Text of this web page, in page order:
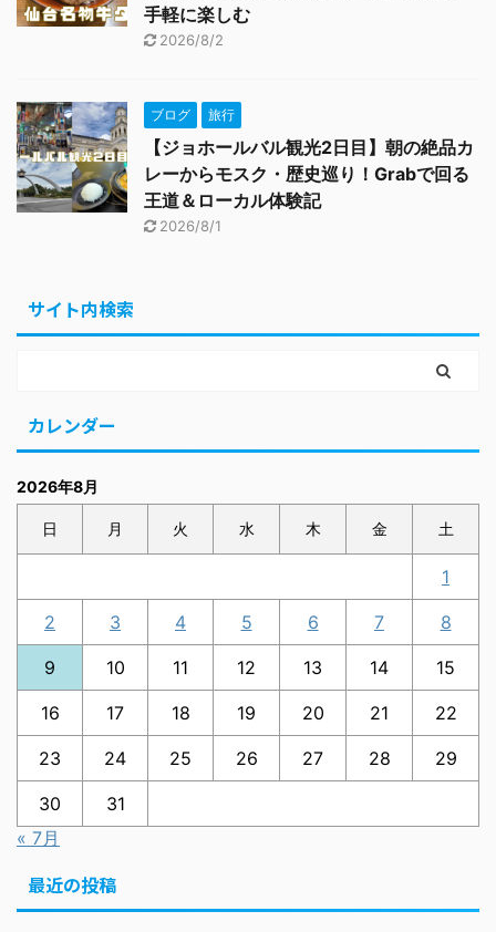
手軽に楽しむ
2026/8/2
ブログ 旅行
【ジョホールバル観光2日目】朝の絶品カ
レーからモスク・歴史巡り！Grabで回る
王道＆ローカル体験記
2026/8/1
サイト内検索
カレンダー
2026年8月
日 月 火 水 木 金 土
1
2 3 4 5 6 7 8
9 10 11 12 13 14 15
16 17 18 19 20 21 22
23 24 25 26 27 28 29
30
31
« 7月
最近の投稿